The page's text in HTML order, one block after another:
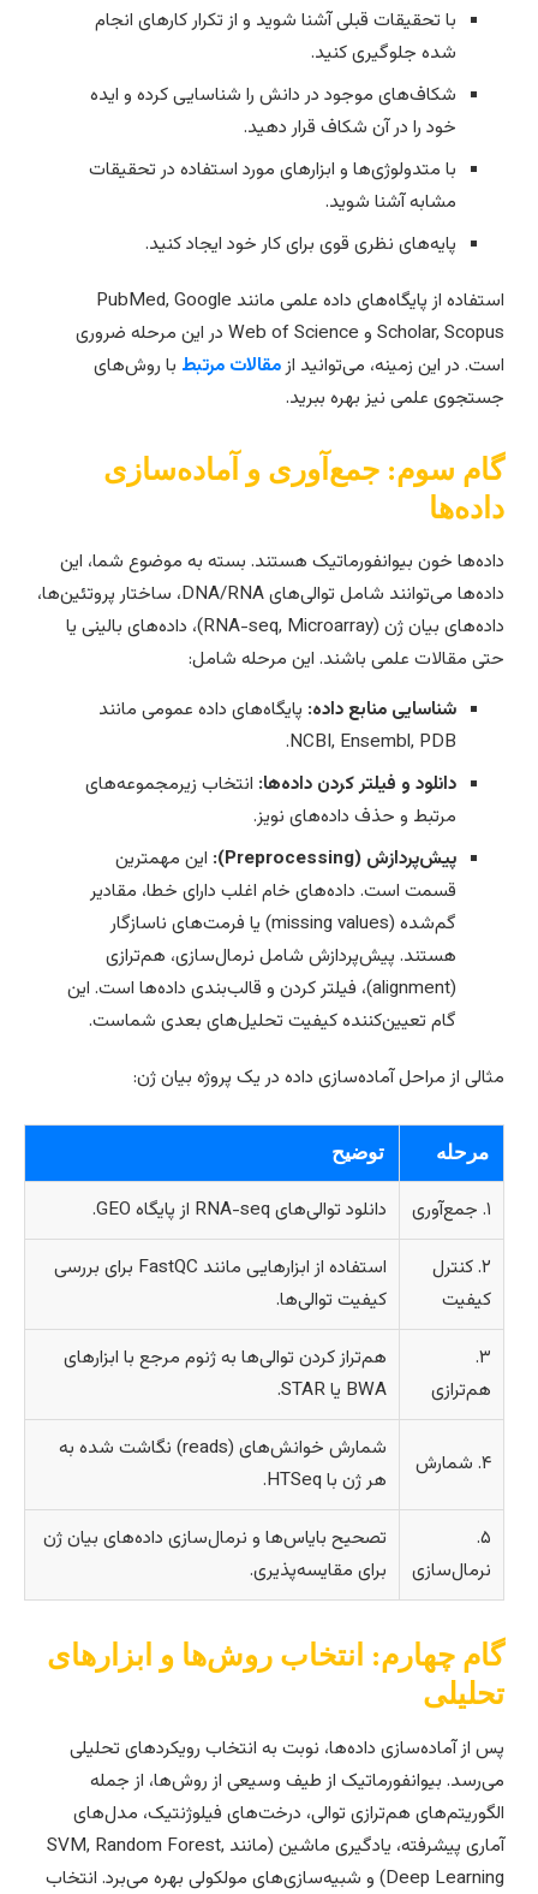
با تحقیقات قبلی آشنا شوید و از تکرار کارهای انجام
شده جلوگیری کنید.
شکاف‌های موجود در دانش را شناسایی کرده و ایده
خود را در آن شکاف قرار دهید.
با متدولوژی‌ها و ابزارهای مورد استفاده در تحقیقات
مشابه آشنا شوید.
پایه‌های نظری قوی برای کار خود ایجاد کنید.
استفاده از پایگاه‌های داده علمی مانند PubMed, Google
Scholar, Scopus و Web of Science در این مرحله ضروری
در این زمینه، می‌توانید ازمقالات مرتبطبا روش‌های
علمی نیز بهره ببرید.
سوم: جمع‌آوری و آماده‌سازی
خون بیوانفورماتیک هستند. بسته به موضوع شما، این
داده‌ها می‌توانند شامل توالی‌های DNA/RNA، ساختار پروتئین‌ها،
داده‌های بیان ژن (RNA-seq, Microarray)، داده‌های بالینی یا
مقالات علمی باشند. این مرحله شامل:
شناسایی منابع داده: پایگاه‌های داده عمومی مانند
NCBI, Ensembl, PDB.
دانلود و فیلتر کردن داده‌ها:انتخاب زیرمجموعه‌های
مرتبط و حذف داده‌های نویز.
پیش‌پردازش (Preprocessing):
این مهمترین
قسمت است. داده‌های خام اغلب دارای خطا، مقادیر
گم‌شده (missing values) یا فرمت‌های ناسازگار
هستند. پیش‌پردازش شامل نرمال‌سازی، هم‌ترازی
(alignment)، فیلتر کردن و قالب‌بندی داده‌ها است. این
گام تعیین‌کننده کیفیت تحلیل‌های بعدی شماست.
از مراحل آماده‌سازی داده در یک پروژه بیان ژن:
مرحله توضیح
دانلود توالی‌های RNA-seq از پایگاه GEO.
۲. کنترل
کیفیت
استفاده از ابزارهایی مانند FastQC برای بررسی
کیفیت توالی‌ها.
هم‌ترازی
هم‌تراز کردن توالی‌ها به ژنوم مرجع با ابزارهای
BWA یا STAR.
شمارش خوانش‌های (reads) نگاشت شده به
هر ژن با HTSeq.
نرمال‌سازی
تصحیح بایاس‌ها و نرمال‌سازی داده‌های بیان ژن
برای مقایسه‌پذیری.
چهارم: انتخاب روش‌ها و ابزارهای
از آماده‌سازی داده‌ها، نوبت به انتخاب رویکردهای تحلیلی
بیوانفورماتیک از طیف وسیعی از روش‌ها، از جمله
هم‌ترازی توالی، درخت‌های فیلوژنتیک، مدل‌های
آماری پیشرفته، یادگیری ماشین (مانند SVM, Random Forest,
Deep Learning) و شبیه‌سازی‌های مولکولی بهره می‌برد. انتخاب